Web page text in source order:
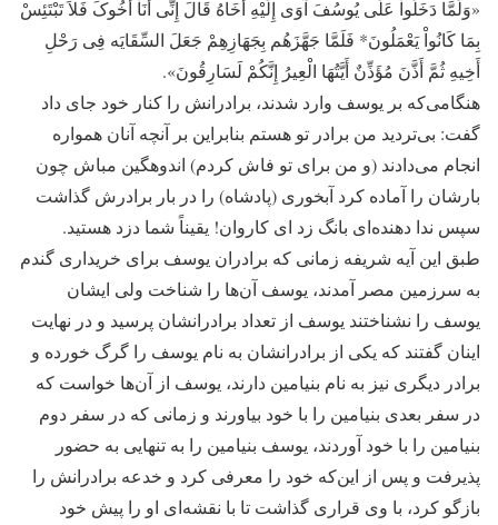
«وَلَمَّا دَخَلُواْ عَلَى یُوسُفَ آوَى إِلَیْهِ أَخَاهُ قَالَ إِنِّی أَنَاْ أَخُوکَ فَلاَ تَبْتَئِسْ
بِمَا کَانُواْ یَعْمَلُونَ* فَلَمَّا جَهَّزَهُم بِجَهَازِهِمْ جَعَلَ السِّقَایَه فِی رَحْلِ
أَخِیهِ ثُمَّ أَذَّنَ مُؤَذِّنٌ أَیَّتُهَا الْعِیرُ إِنَّکُمْ لَسَارِقُونَ».
هنگامی‌که بر یوسف وارد شدند، برادرانش را کنار خود جای داد
گفت: بی‌تردید من برادر تو هستم بنابراین بر آنچه آنان همواره
انجام می‌دادند (و من برای تو فاش کردم) اندوهگین مباش چون
بارشان را آماده کرد آبخوری (پادشاه) را در بار برادرش گذاشت
سپس ندا دهنده‌ای بانگ زد ای کاروان! یقیناً شما دزد هستید.
طبق این آیه شریفه زمانی که برادران یوسف برای خریداری گندم
به سرزمین مصر آمدند، یوسف آن‌ها را شناخت ولی ایشان
یوسف را نشناختند یوسف از تعداد برادرانشان پرسید و در نهایت
اینان گفتند که یکی از برادرانشان به‌ نام یوسف را گرگ خورده و
برادر دیگری نیز به‌ نام بنیامین دارند، یوسف از آن‌ها خواست که
در سفر بعدی بنیامین را با خود بیاورند و زمانی که در سفر دوم
بنیامین را با خود آوردند، یوسف بنیامین را به تنهایی به حضور
پذیرفت و پس از این‌که خود را معرفی کرد و خدعه برادرانش را
بازگو کرد، با وی قراری گذاشت تا با نقشه‌ای او را پیش خود